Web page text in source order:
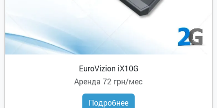
EuroVizion iX10G
Аренда 72 грн/мес
Подробнее